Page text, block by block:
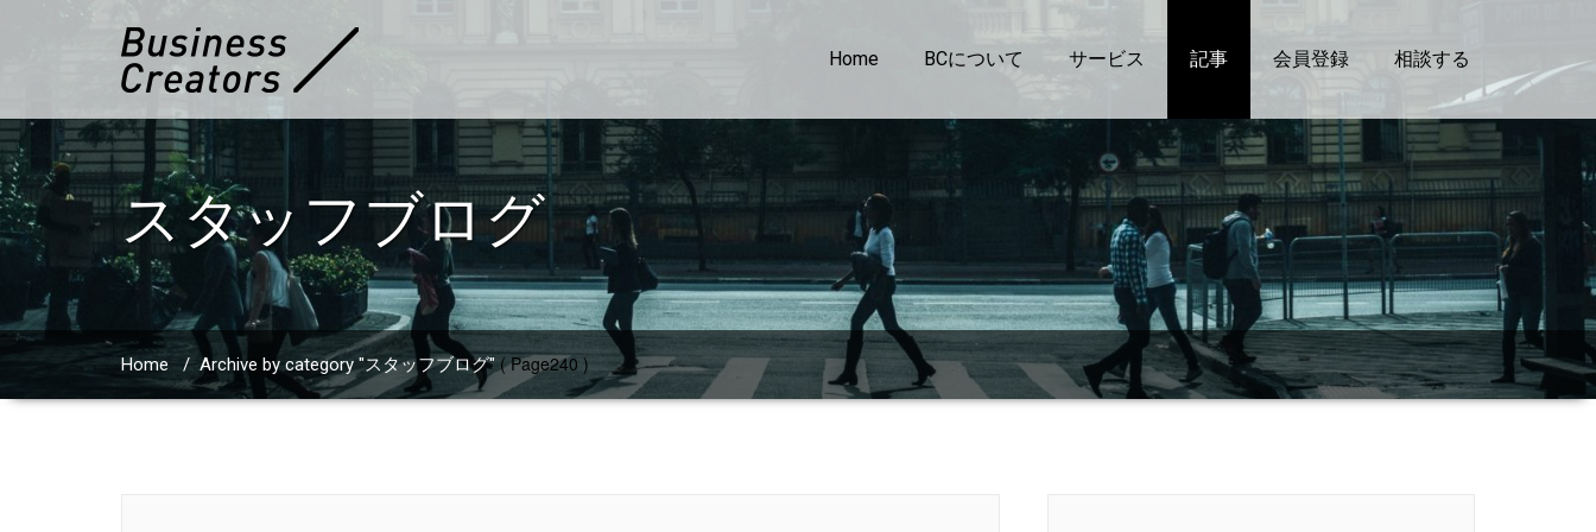
Home BCについて サービス 記事 会員登録 相談する
スタッフブログ
Home / Archive by category "スタッフブログ" ( Page240 )